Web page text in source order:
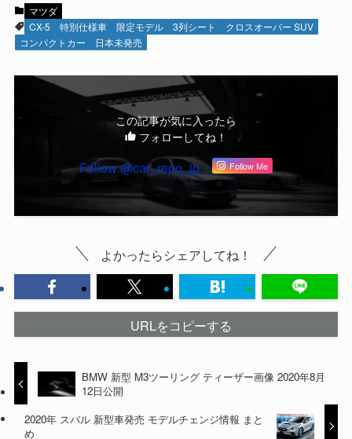
マツダ
CX-5
特別仕様車 限定モデル 3列シート
クロスオーバー SUV
コンパクトカー
日本未発売
この記事が気に入ったら
フォローしてね！
Follow @car_repo_jp Follow Me
よかったらシェアしてね！
URLをコピーする
BMW 新型 M3ツーリング ティーザー画像 2020年8月
12日公開
2020年 スバル 新型車発売 モデルチェンジ情報 まと
め